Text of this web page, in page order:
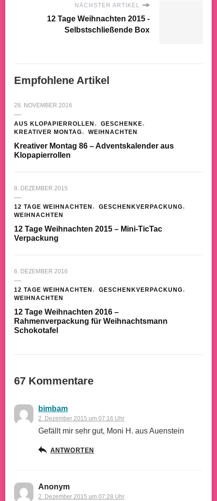
NÄCHSTER ARTIKEL
12 Tage Weihnachten 2015 -
Selbstschließende Box
Empfohlene Artikel
28. NOVEMBER 2016
AUS KLOPAPIERROLLEN
GESCHENKE
KREATIVER MONTAG
WEIHNACHTEN
Kreativer Montag 86 – Adventskalender aus
Klopapierrollen
8. DEZEMBER 2015
12 TAGE WEIHNACHTEN
GESCHENKVERPACKUNG
WEIHNACHTEN
12 Tage Weihnachten 2015 – Mini-TicTac
Verpackung
6. DEZEMBER 2016
12 TAGE WEIHNACHTEN
GESCHENKVERPACKUNG
WEIHNACHTEN
12 Tage Weihnachten 2016 –
Rahmenverpackung für Weihnachtsmann
Schokotafel
67 Kommentare
bimbam
2. Dezember 2015 um 07:16 Uhr
Gefällt mir sehr gut, Moni H. aus Auenstein
ANTWORTEN
Anonym
2. Dezember 2015 um 07:28 Uhr